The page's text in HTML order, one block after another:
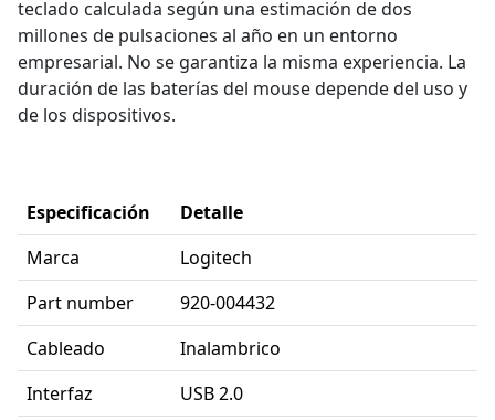
teclado calculada según una estimación de dos
millones de pulsaciones al año en un entorno
empresarial. No se garantiza la misma experiencia. La
duración de las baterías del mouse depende del uso y
de los dispositivos.
Especificación
Detalle
Marca
Logitech
Part number
920-004432
Cableado
Inalambrico
Interfaz
USB 2.0